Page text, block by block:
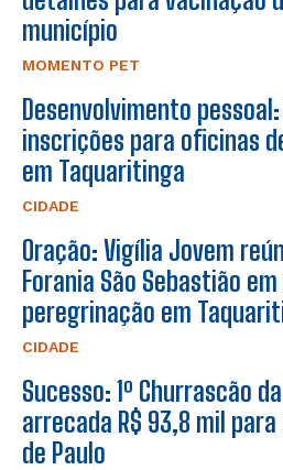
município
MOMENTO PET
Desenvolvimento pessoal:
inscrições para oficinas
em Taquaritinga
CIDADE
Oração: Vigília Jovem
Forania São Sebastião
peregrinação em
CIDADE
Sucesso: 1º Churrascão
arrecada R$ 93,8 mil
de Paulo